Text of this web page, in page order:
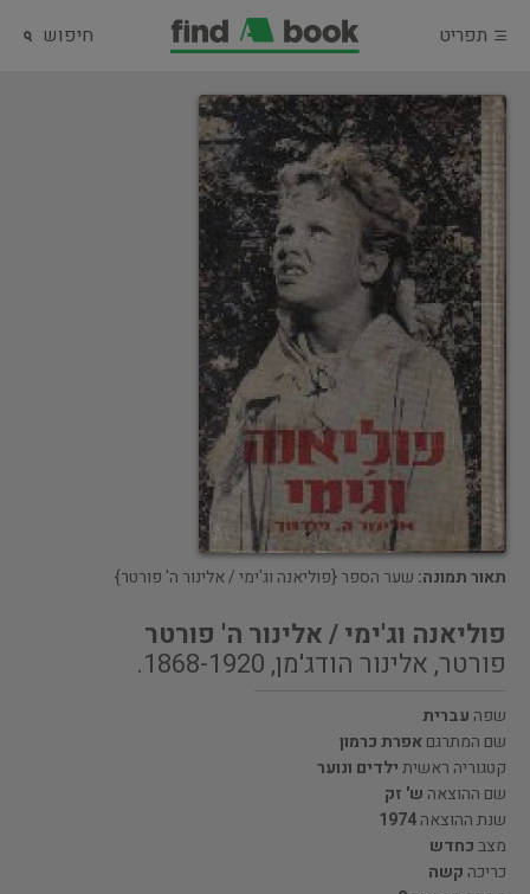
תפריט חיפוש
תאור תמונה: שער הספר {פוליאנה וג'ימי / אלינור ה' פורטר}
פוליאנה וג'ימי / אלינור ה' פורטר
פורטר, אלינור הודג'מן, 1868-1920.
שפה עברית
שם המתרגםאפרת כרמון
קטגוריה ראשיתילדים ונוער
שם ההוצאה ש' זק
שנת ההוצאה1974
מצבכחדש
כריכה קשה